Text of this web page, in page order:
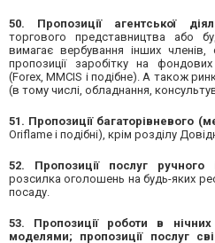
50. Пропозиції агентської
торгового представництва або
вимагає вербування інших членів,
пропозиції заробітку на
(Forex, MMCIS і подібне). А також
(в тому числі, обладнання,
51. Пропозиції багаторівневого
Oriflame і подібні), крім розділу
52. Пропозиції послуг
розсилка оголошень на будь-яких
посаду.
53. Пропозиції роботи в
моделями; пропозиції послуг